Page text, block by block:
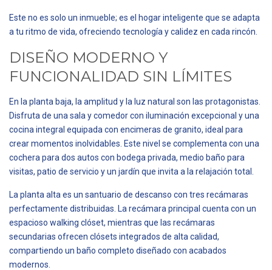
Este no es solo un inmueble; es el hogar inteligente que se adapta
a tu ritmo de vida, ofreciendo tecnología y calidez en cada rincón.
DISEÑO MODERNO Y
FUNCIONALIDAD SIN LÍMITES
En la planta baja, la amplitud y la luz natural son las protagonistas.
Disfruta de una sala y comedor con iluminación excepcional y una
cocina integral equipada con encimeras de granito, ideal para
crear momentos inolvidables. Este nivel se complementa con una
cochera para dos autos con bodega privada, medio baño para
visitas, patio de servicio y un jardín que invita a la relajación total.
La planta alta es un santuario de descanso con tres recámaras
perfectamente distribuidas. La recámara principal cuenta con un
espacioso walking clóset, mientras que las recámaras
secundarias ofrecen clósets integrados de alta calidad,
compartiendo un baño completo diseñado con acabados
modernos.